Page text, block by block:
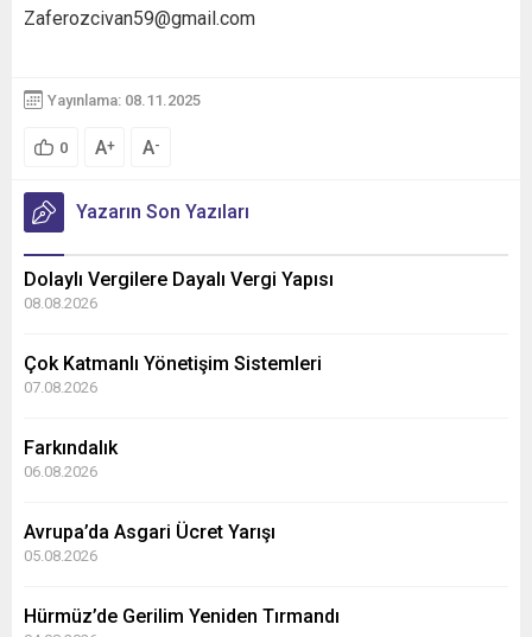
Zaferozcivan59@gmail.com
Yayınlama: 08.11.2025
0 A+ A-
Yazarın Son Yazıları
Dolaylı Vergilere Dayalı Vergi Yapısı
08.08.2026
Çok Katmanlı Yönetişim Sistemleri
07.08.2026
Farkındalık
06.08.2026
Avrupa’da Asgari Ücret Yarışı
05.08.2026
Hürmüz’de Gerilim Yeniden Tırmandı